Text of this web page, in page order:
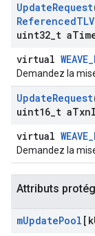
UpdateRequest
Referenced
uint32 t a
virtual
Demandez la
UpdateRequest
uint16 t aTxn
virtual
Demandez la
Attributs
mUpdatePool [k